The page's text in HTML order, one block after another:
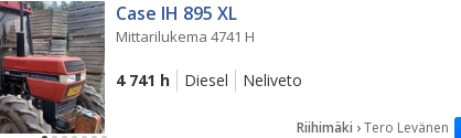
Case IH 895 XL
Mittarilukema 4741 H
4 741 h Diesel Neliveto
Riihimäki ›Tero Levänen